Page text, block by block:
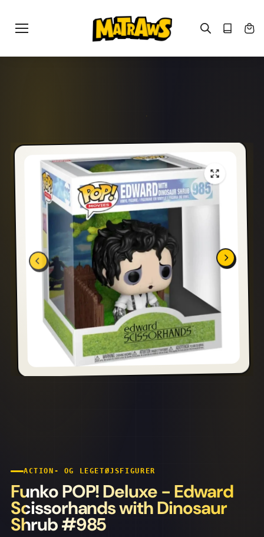
indhold
ACTION- OG LEGETØJSFIGURER
Funko POP! Deluxe - Edward
Scissorhands with Dinosaur
Shrub #985